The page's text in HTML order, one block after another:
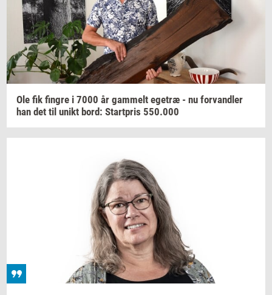
Ole fik fin­gre i 7000 år gam­melt ege­træ - nu for­vand­ler
han det til unikt bord: Start­pris 550.000